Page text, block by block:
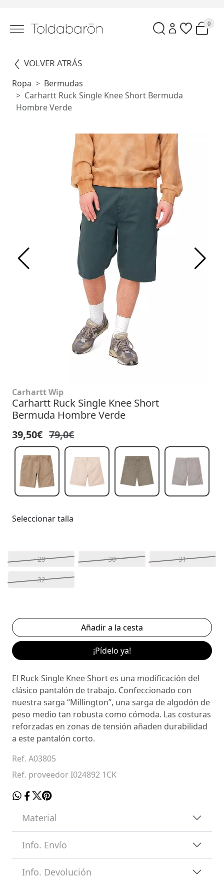
0
VOLVER ATRÁS
Ropa
Bermudas
Carhartt Ruck Single Knee Short Bermuda
Hombre Verde
Carhartt Wip
Carhartt Ruck Single Knee Short
Bermuda Hombre Verde
39,50€ 79,0€
Seleccionar talla
29 30 31
32
¡Pídelo ya!
El Ruck Single Knee Short es una modificación del
clásico pantalón de trabajo. Confeccionado con
nuestra sarga “Millington”, una sarga de algodón de
peso medio tan robusta como cómoda. Las costuras
reforzadas en zonas de tensión añaden durabilidad
a este pantalón corto.
Ref. A03805
Ref. proveedor I024892 1CK
Material
Info. Envío
Info. Devolución